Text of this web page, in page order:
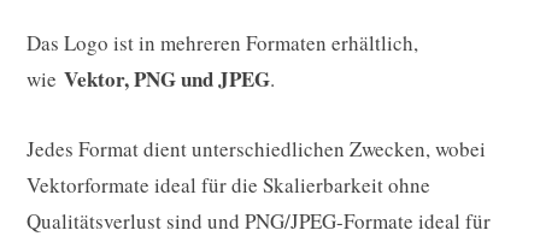
Das Logo ist in mehreren Formaten erhältlich,
wie Vektor, PNG und JPEG.
Jedes Format dient unterschiedlichen Zwecken, wobei
Vektorformate ideal für die Skalierbarkeit ohne
Qualitätsverlust sind und PNG/JPEG-Formate ideal für